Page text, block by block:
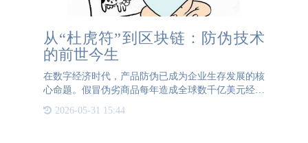
从“杜虎符”到区块链：防伪技术
的前世今生
在数字经济时代，产品防伪已成为企业生存发展的核
心命题。假冒伪劣商品每年造成全球数千亿美元经济
粉致婴幼儿肾结石、假降压药引发中风等案例屡见不
2026-05-31 15:44